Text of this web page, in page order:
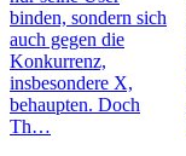
binden, sondern sich
auch gegen die
Konkurrenz,
insbesondere X,
behaupten. Doch
Th…